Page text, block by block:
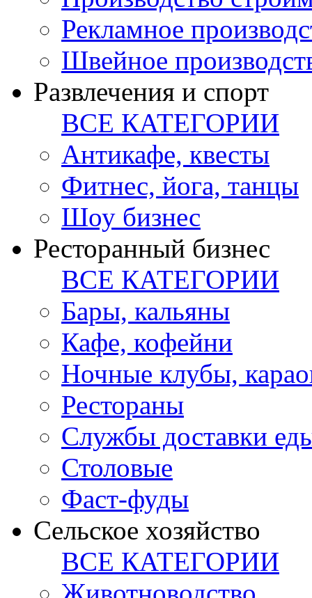
Рекламное
Швейное
Развлечения и спорт
ВСЕ КАТЕГОРИИ
Антикафе, квесты
Фитнес, йога, танцы
Шоу бизнес
Ресторанный бизнес
ВСЕ КАТЕГОРИИ
Бары, кальяны
Кафе, кофейни
Ночные клубы,
Рестораны
Службы доставки
Столовые
Фаст-фуды
Сельское хозяйство
ВСЕ КАТЕГОРИИ